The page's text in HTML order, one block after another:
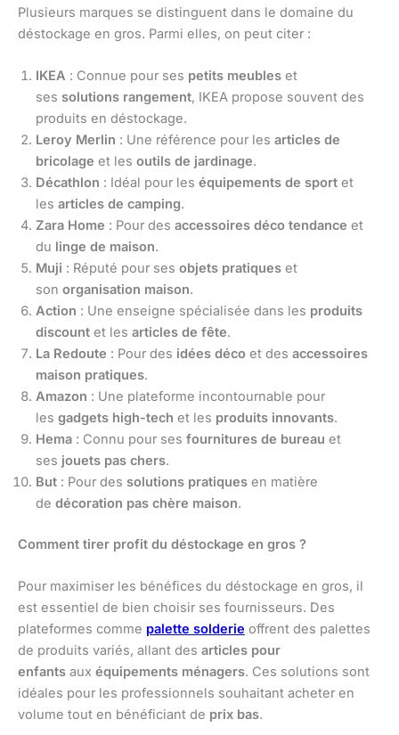
Plusieurs marques se distinguent dans le domaine du
déstockage en gros. Parmi elles, on peut citer :
IKEA : Connue pour ses petits meubles et
ses solutions rangement, IKEA propose souvent des
produits en déstockage.
Leroy Merlin : Une référence pour les articles de
bricolage et les outils de jardinage.
Décathlon : Idéal pour les équipements de sport et
les articles de camping.
Zara Home : Pour des accessoires déco tendance et
du linge de maison.
Muji : Réputé pour ses objets pratiques et
son organisation maison.
Action : Une enseigne spécialisée dans les produits
discount et les articles de fête.
La Redoute : Pour des idées déco et des accessoires
maison pratiques.
Amazon : Une plateforme incontournable pour
les gadgets high-tech et les produits innovants.
Hema : Connu pour ses fournitures de bureau et
ses jouets pas chers.
But : Pour des solutions pratiques en matière
de décoration pas chère maison.
Comment tirer profit du déstockage en gros ?
Pour maximiser les bénéfices du déstockage en gros, il
est essentiel de bien choisir ses fournisseurs. Des
plateformes comme palette solderie offrent des palettes
de produits variés, allant des articles pour
enfants aux équipements ménagers. Ces solutions sont
idéales pour les professionnels souhaitant acheter en
volume tout en bénéficiant de prix bas.